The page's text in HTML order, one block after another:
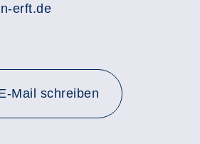
erft.de
Mail schreiben